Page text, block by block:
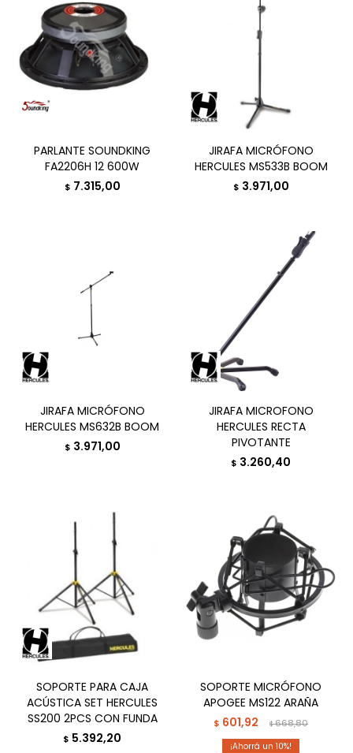
PARLANTE SOUNDKING
FA2206H 12 600W
$ 7.315,00
JIRAFA MICRÓFONO
HERCULES MS533B BOOM
$ 3.971,00
JIRAFA MICRÓFONO
HERCULES MS632B BOOM
$ 3.971,00
JIRAFA MICROFONO
HERCULES RECTA
PIVOTANTE
$ 3.260,40
SOPORTE PARA CAJA
ACÚSTICA SET HERCULES
SS200 2PCS CON FUNDA
$ 5.392,20
SOPORTE MICRÓFONO
APOGEE MS122 ARAÑA
$ 601,92 $668,80
10